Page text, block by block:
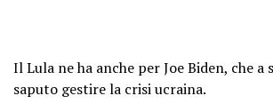
Il Lula ne ha anche per Joe Biden, che a
saputo gestire la crisi ucraina.